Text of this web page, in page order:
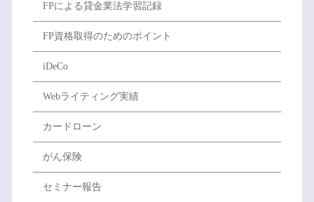
FPによる貸金業法学習記録
FP資格取得のためのポイント
iDeCo
Webライティング実績
カードローン
がん保険
セミナー報告